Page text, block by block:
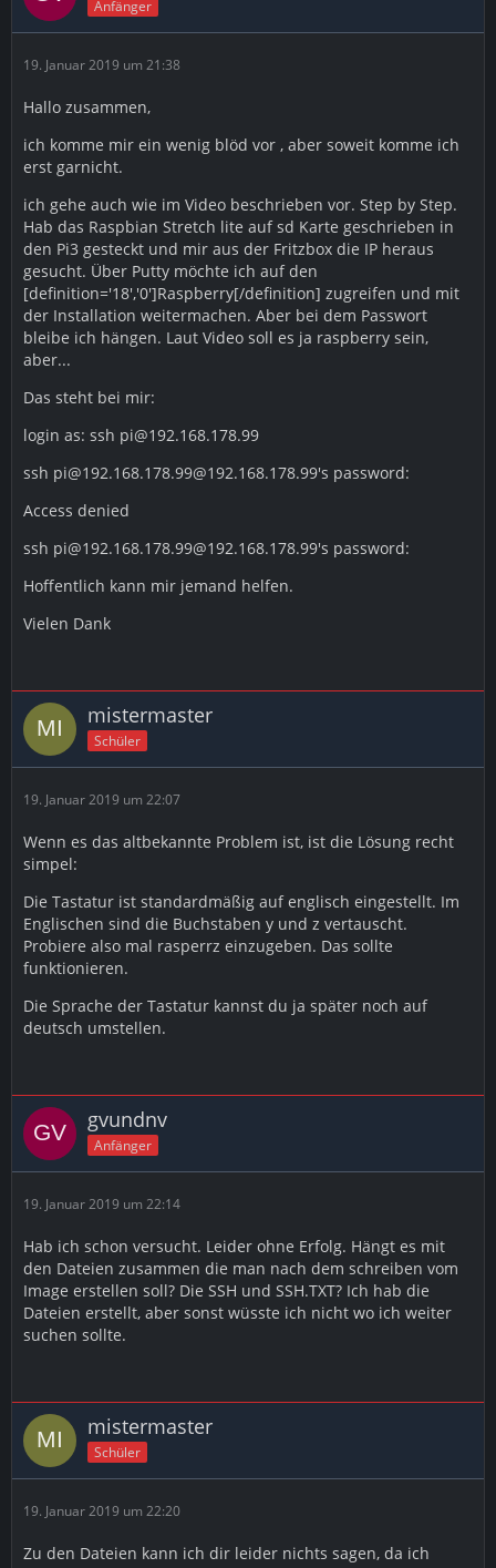
Anfänger
19. Januar 2019 um 21:38
Hallo zusammen,
ich komme mir ein wenig blöd vor , aber soweit komme ich
erst garnicht.
ich gehe auch wie im Video beschrieben vor. Step by Step.
Hab das Raspbian Stretch lite auf sd Karte geschrieben in
den Pi3 gesteckt und mir aus der Fritzbox die IP heraus
gesucht. Über Putty möchte ich auf den
[definition='18','0']Raspberry[/definition] zugreifen und mit
der Installation weitermachen. Aber bei dem Passwort
bleibe ich hängen. Laut Video soll es ja raspberry sein,
aber...
Das steht bei mir:
login as: ssh pi@192.168.178.99
ssh pi@192.168.178.99@192.168.178.99's password:
Access denied
ssh pi@192.168.178.99@192.168.178.99's password:
Hoffentlich kann mir jemand helfen.
Vielen Dank
mistermaster
Schüler
19. Januar 2019 um 22:07
Wenn es das altbekannte Problem ist, ist die Lösung recht
simpel:
Die Tastatur ist standardmäßig auf englisch eingestellt. Im
Englischen sind die Buchstaben y und z vertauscht.
Probiere also mal rasperrz einzugeben. Das sollte
funktionieren.
Die Sprache der Tastatur kannst du ja später noch auf
deutsch umstellen.
gvundnv
Anfänger
19. Januar 2019 um 22:14
Hab ich schon versucht. Leider ohne Erfolg. Hängt es mit
den Dateien zusammen die man nach dem schreiben vom
Image erstellen soll? Die SSH und SSH.TXT? Ich hab die
Dateien erstellt, aber sonst wüsste ich nicht wo ich weiter
suchen sollte.
mistermaster
Schüler
19. Januar 2019 um 22:20
Zu den Dateien kann ich dir leider nichts sagen, da ich